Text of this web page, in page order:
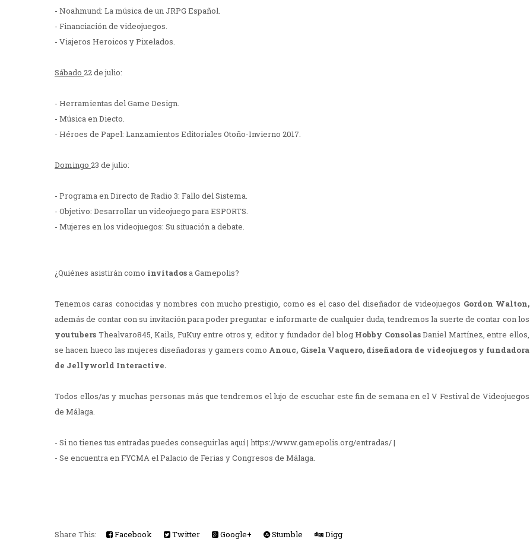
- Noahmund: La música de un JRPG Español.
- Financiación de videojuegos.
- Viajeros Heroicos y Pixelados.
Sábado 22 de julio:
- Herramientas del Game Design.
- Música en Diecto.
- Héroes de Papel: Lanzamientos Editoriales Otoño-Invierno 2017.
Domingo 23 de julio:
- Programa en Directo de Radio 3: Fallo del Sistema.
- Objetivo: Desarrollar un videojuego para ESPORTS.
- Mujeres en los videojuegos: Su situación a debate.
¿Quiénes asistirán como invitadosa Gamepolis?
Tenemos caras conocidas y nombres con mucho prestigio, como es el caso del diseñador de videojuegos Gordon Walton,
además de contar con su invitación para poder preguntar e informarte de cualquier duda, tendremos la suerte de contar con los
youtubers Thealvaro845, Kails, FuKuy entre otros y, editor y fundador del blog Hobby ConsolasDaniel Martínez, entre ellos,
se hacen hueco las mujeres diseñadoras y gamers como Anouc, Gisela Vaquero, diseñadora de videojuegos y fundadora
de Jellyworld Interactive.
Todos ellos/as y muchas personas más que tendremos el lujo de escuchar este fin de semana en el V Festival de Videojuegos
de Málaga.
- Si no tienes tus entradas puedes conseguirlas aquí | https://www.gamepolis.org/entradas/ |
- Se encuentra en FYCMA el Palacio de Ferias y Congresos de Málaga.
Share This: Facebook Twitter Google+ Stumble Digg